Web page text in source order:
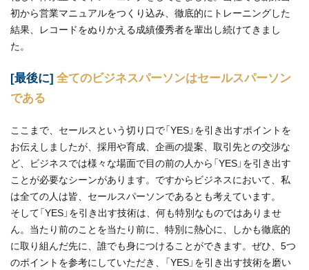
初から営業マニュアルをつくり込み、徹底的にトレーニングした
結果、レコードをぬりかえる成績優秀者を輩出し続けてきまし
た。
[最後に] 全てのビジネスパーソンはセールスパーソン
である
ここまで、セールスという切り口で「YES」を引き出すポイントを
お伝えしましたが、採用や育成、企画の提案、取引先との交渉な
ど、ビジネスでは様々な場面で目の前の人から「YES」を引き出す
ことが必要なシーンがあります。ですからビジネスにおいて、私
は全ての人は皆、セールスパーソンであるとも考えています。
そして「YES」を引き出す技術は、何も特別なものではありませ
ん。当たり前のことを当たり前に、特別に熱心に、しかも徹底的
に取り組んだ先に、誰でも身につけることができます。ぜひ、5つ
のポイントを参考にしていただき、「YES」を引き出す技術を磨い